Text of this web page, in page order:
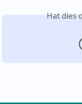
Hat dies